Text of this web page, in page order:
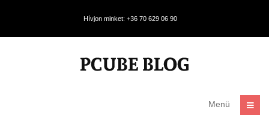
Hívjon minket: +36 70 629 06 90
Menü